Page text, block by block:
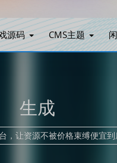
源码 CMS主题
生成
让资源不被价格束缚便宜